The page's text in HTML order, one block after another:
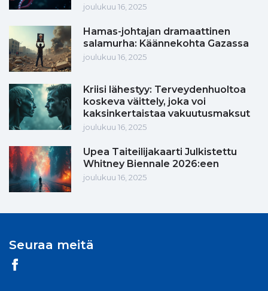
joulukuu 16, 2025
Hamas-johtajan dramaattinen
salamurha: Käännekohta Gazassa
joulukuu 16, 2025
Kriisi lähestyy: Terveydenhuoltoa
koskeva väittely, joka voi
kaksinkertaistaa vakuutusmaksut
joulukuu 16, 2025
Upea Taiteilijakaarti Julkistettu
Whitney Biennale 2026:een
joulukuu 16, 2025
Seuraa meitä